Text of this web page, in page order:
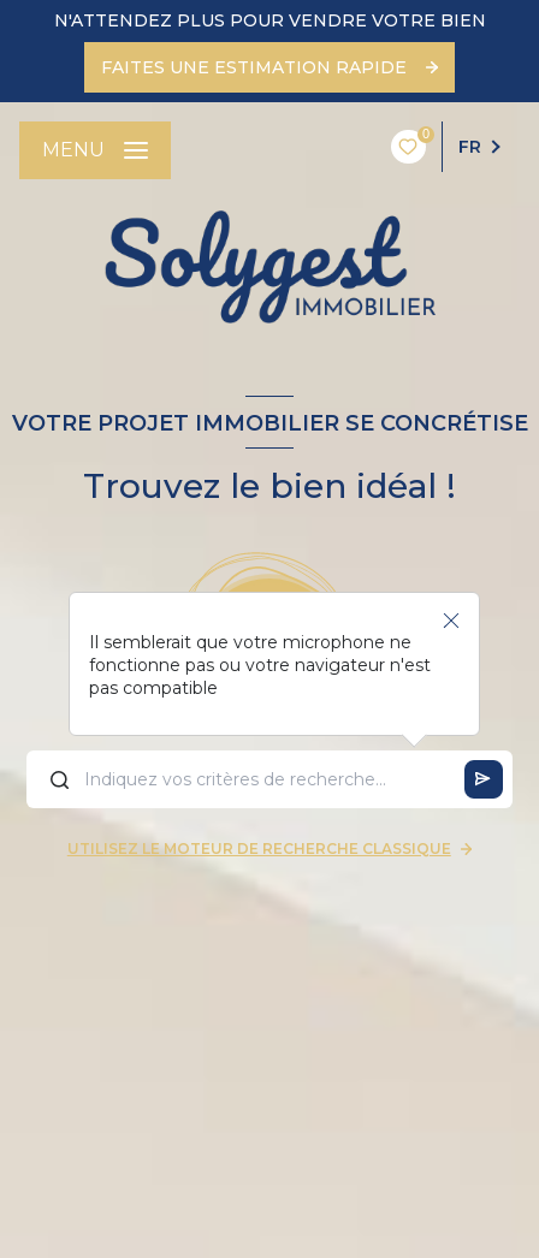
N'ATTENDEZ PLUS POUR VENDRE VOTRE BIEN
FAITES UNE ESTIMATION RAPIDE
0
FR
MENU
VOTRE PROJET IMMOBILIER SE CONCRÉTISE
Trouvez le bien idéal !
Il semblerait que votre microphone ne
fonctionne pas ou votre navigateur n'est
pas compatible
UTILISEZ LE MOTEUR DE RECHERCHE CLASSIQUE